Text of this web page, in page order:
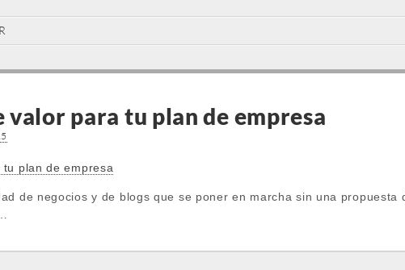
valor para tu plan de empresa
plan de empresa
de negocios y de blogs que se poner en marcha sin una